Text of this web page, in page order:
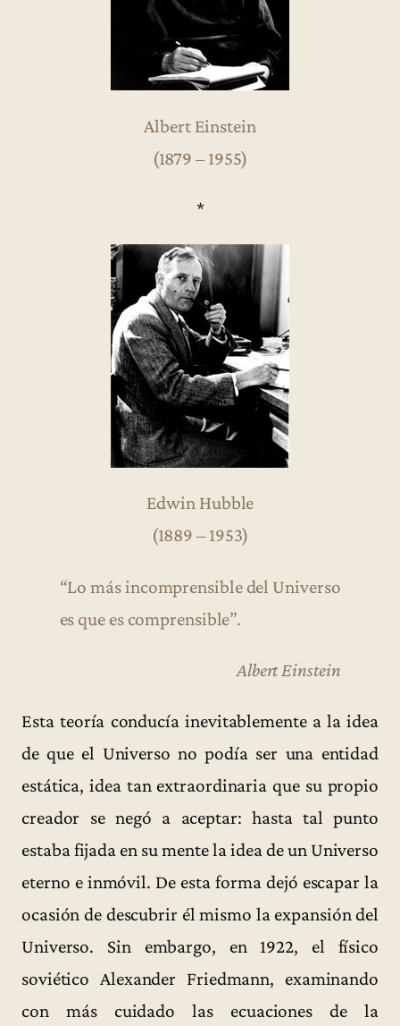
Albert Einstein
(1879 – 1955)
*
Edwin Hubble
(1889 – 1953)
“Lo más incomprensible del Universo
es que es comprensible”.
Albert Einstein
Esta teoría conducía inevitablemente a la idea
de que el Universo no podía ser una entidad
estática, idea tan extraordinaria que su propio
creador se negó a aceptar: hasta tal punto
estaba fijada en su mente la idea de un Universo
eterno e inmóvil. De esta forma dejó escapar la
ocasión de descubrir él mismo la expansión del
Universo. Sin embargo, en 1922, el físico
soviético Alexander Friedmann, examinando
con más cuidado las ecuaciones de la